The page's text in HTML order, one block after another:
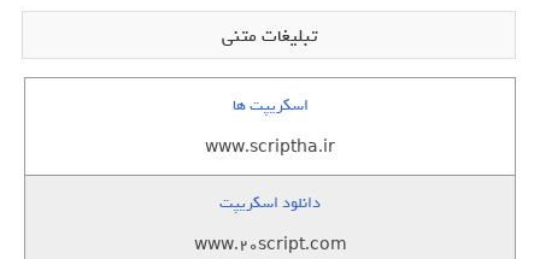
تبلیغات متنی
اسکریپت ها
www.scriptha.ir
دانلود اسکریپت
www.20script.com